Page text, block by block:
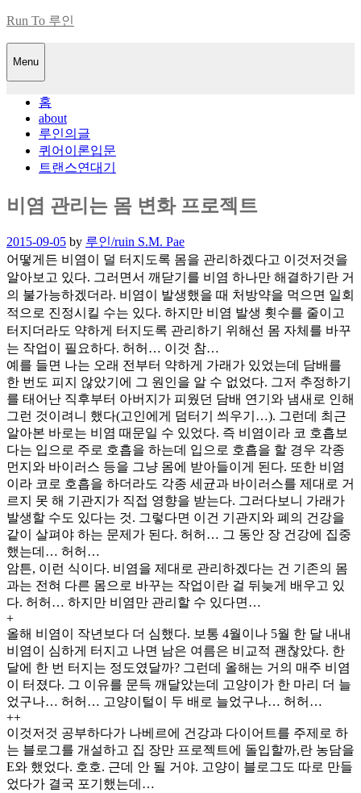
Skip
content
Run To 루인
Menu
홈
about
루인의글
퀴어이론입문
트랜스연대기
비염 관리는 몸 변화 프로젝트
Posted
on
2015-09-05 by 루인/ruin S.M. Pae
어떻게든 비염이 덜 터지도록 몸을 관리하겠다고 이것저것을
알아보고 있다. 그러면서 깨닫기를 비염 하나만 해결하기란 거
의 불가능하겠더라. 비염이 발생했을 때 처방약을 먹으면 일회
적으로 진정시킬 수는 있다. 하지만 비염 발생 횟수를 줄이고
터지더라도 약하게 터지도록 관리하기 위해선 몸 자체를 바꾸
는 작업이 필요하다. 허허… 이것 참…
예를 들면 나는 오래 전부터 약하게 가래가 있었는데 담배를
한 번도 피지 않았기에 그 원인을 알 수 없었다. 그저 추정하기
를 태어난 직후부터 아버지가 피웠던 담배 연기와 냄새로 인해
그런 것이려니 했다(고인에게 덤터기 씌우기…). 그런데 최근
알아본 바로는 비염 때문일 수 있었다. 즉 비염이라 코 호흡보
다는 입으로 주로 호흡을 하는데 입으로 호흡을 할 경우 각종
먼지와 바이러스 등을 그냥 몸에 받아들이게 된다. 또한 비염
이라 코로 호흡을 하더라도 각종 세균과 바이러스를 제대로 거
르지 못 해 기관지가 직접 영향을 받는다. 그러다보니 가래가
발생할 수도 있다는 것. 그렇다면 이건 기관지와 폐의 건강을
같이 살펴야 하는 문제가 된다. 허허… 그 동안 장 건강에 집중
했는데… 허허…
암튼, 이런 식이다. 비염을 제대로 관리하겠다는 건 기존의 몸
과는 전혀 다른 몸으로 바꾸는 작업이란 걸 뒤늦게 배우고 있
다. 허허… 하지만 비염만 관리할 수 있다면…
+
올해 비염이 작년보다 더 심했다. 보통 4월이나 5월 한 달 내내
비염이 심하게 터지고 나면 남은 여름은 비교적 괜찮았다. 한
달에 한 번 터지는 정도였달까? 그런데 올해는 거의 매주 비염
이 터졌다. 그 이유를 문득 깨달았는데 고양이가 한 마리 더 늘
었구나… 허허… 고양이털이 두 배로 늘었구나… 허허…
++
이것저것 공부하다가 나베르에 건강과 다이어트를 주제로 하
는 블로그를 개설하고 집 장만 프로젝트에 돌입할까,란 농담을
E와 했었다. 호호. 근데 안 될 거야. 고양이 블로그도 따로 만들
었다가 결국 포기했는데…